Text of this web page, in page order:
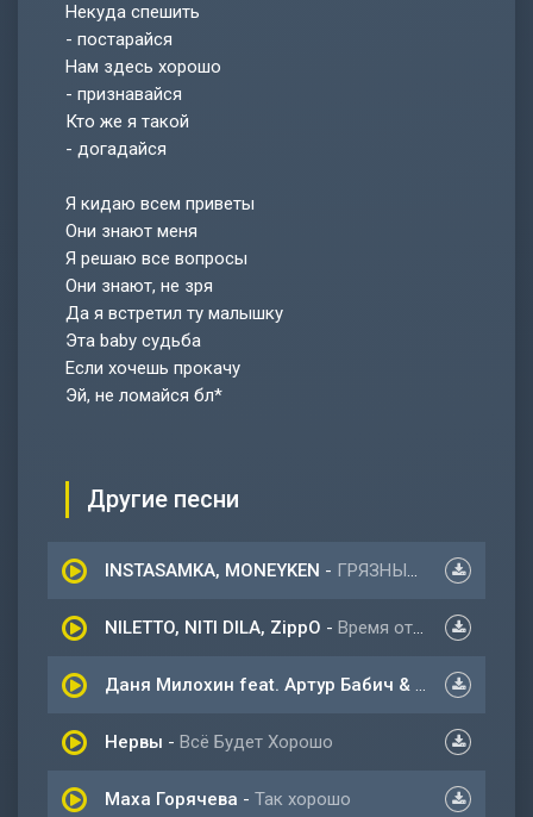
Некуда спешить
- постарайся
Нам здесь хорошо
- признавайся
Кто же я такой
- догадайся
Я кидаю всем приветы
Они знают меня
Я решаю все вопросы
Они знают, не зря
Да я встретил ту малышку
Эта baby судьба
Если хочешь прокачу
Эй, не ломайся бл*
Другие песни
INSTASAMKA, MONEYKEN - ГРЯЗНЫЙ КЛУБ
NILETTO, NITI DILA, ZippO - Время отпусти меня
Нервы - Всё Будет Хорошо
Маха Горячева - Так хорошо